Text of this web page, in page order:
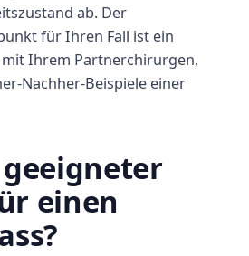
ab. Der
für Ihren Fall ist ein
Ihrem Partnerchirurgen,
Nachher-Beispiele einer
einen